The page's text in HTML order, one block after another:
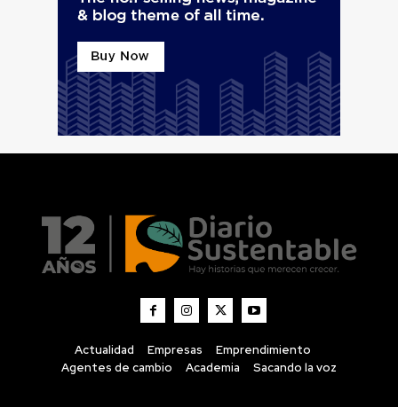
Actualidad Empresas
Emprendimiento
Agentes de cambio
Academia Sacando la voz